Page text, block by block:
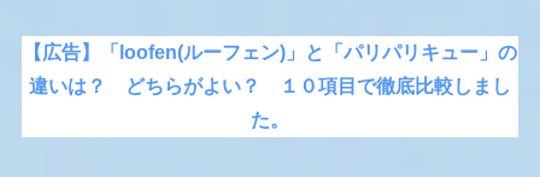
【広告】「loofen(ルーフェン)」と「パリパリキュー」の
違いは？ どちらがよい？ １０項目で徹底比較しまし
た。